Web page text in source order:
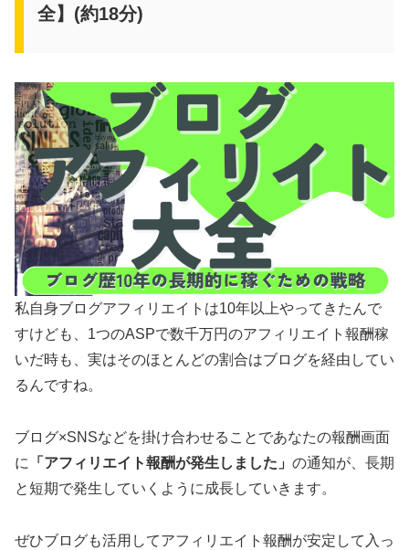
全】(約18分)
私自身ブログアフィリエイトは10年以上やってきたんで
すけども、1つのASPで数千万円のアフィリエイト報酬稼
いだ時も、実はそのほとんどの割合はブログを経由してい
るんですね。
ブログ×SNSなどを掛け合わせることであなたの報酬画面
に
「アフィリエイト報酬が発生しました」 の通知が、長期
と短期で発生していくように成長していきます。
ぜひブログも活用してアフィリエイト報酬が安定して入っ